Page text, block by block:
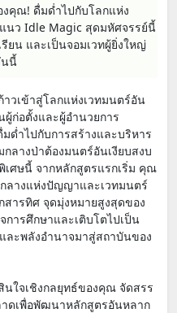
งคุณ! ดื่มด่ำไปกับโลกแห่ง
นว Idle Magic สุดมหัศจรรย์นี้
น และเป็นจอมเวทผู้ยิ่งใหญ่
นนี้
วเข้าสู่โลกแห่งเวทมนตร์อัน
ก่อตั้งและผู้อำนวยการ
ด่ำไปกับการสร้างและบริหาร
ลางป่าต้องมนตร์อันเงียบสงบ
เศษนี้ จากหลักสูตรแรกเริ่ม คุณ
ลางแห่งปัญญาและเวทมนตร์
สารทิศ จุดมุ่งหมายสูงสุดของ
การศึกษาและเติบโตไปเป็น
ละพลังอำนาจมาสู่สถาบันของ
ใจเชิงกลยุทธ์ของคุณ จัดสรร
ดเพื่อพัฒนาหลักสูตรอันหลาก